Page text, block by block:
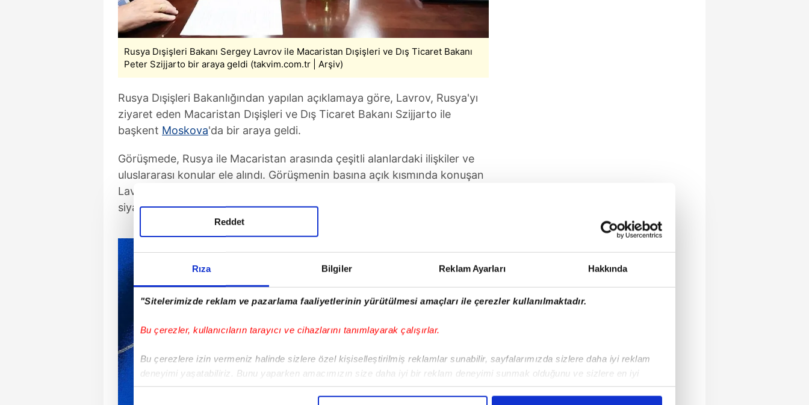
Rıza Bilgiler Reklam Ayarları Hakkında
"Sitelerimizde reklam ve pazarlama faaliyetlerinin yürütülmesi amaçları ile çerezler kullanılmaktadır.
Bu çerezler, kullanıcıların tarayıcı ve cihazlarını tanımlayarak çalışırlar.
Bu çerezlere izin vermeniz halinde sizlere özel kişiselleştirilmiş reklamlar sunabilir, sayfalarımızda sizlere daha iyi reklam
deneyimi yaşatabiliriz. Bunu yaparken amacımızın size daha iyi bir reklam deneyimi sunmak olduğunu ve sizlere en iyi
içerikleri sunabilmek adına elimizden gelen çabayı gösterdiğimizi ve bu noktada, reklamların maliyetlerimizi karşılamak
Reddet
Rusya Dışişleri Bakanı Sergey Lavrov ile Macaristan Dışişleri ve Dış Ticaret Bakanı
Peter Szijjarto bir araya geldi (takvim.com.tr | Arşiv)
Rusya Dışişleri Bakanlığından yapılan açıklamaya göre, Lavrov, Rusya'yı
ziyaret eden Macaristan Dışişleri ve Dış Ticaret Bakanı Szijjarto ile
başkent Moskova'da bir araya geldi.
Görüşmede, Rusya ile Macaristan arasında çeşitli alanlardaki ilişkiler ve
uluslararası konular ele alındı. Görüşmenin basına açık kısmında konuşan
Lavrov, Macaristan yönetiminin, kendi çıkarları doğrultusunda bağımsız
siyaset izlediğini söyledi.